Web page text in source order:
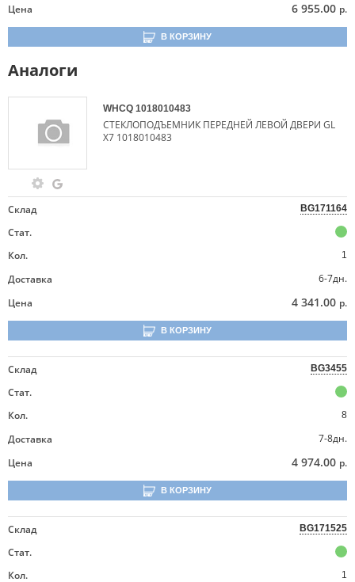
Цена
6 955.00 р.
В КОРЗИНУ
Аналоги
WHCQ 1018010483
СТЕКЛОПОДЪЕМНИК ПЕРЕДНЕЙ ЛЕВОЙ ДВЕРИ GL
X7 1018010483
Склад BG171164
Стат.
Кол.
1
Доставка
6-7дн.
Цена
4 341.00 р.
В КОРЗИНУ
Склад BG3455
Стат.
Кол.
8
Доставка
7-8дн.
Цена
4 974.00 р.
В КОРЗИНУ
Склад BG171525
Стат.
Кол.
1